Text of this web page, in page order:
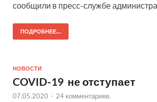
сообщили в пресс-службе
ПОДРОБНЕЕ...
НОВОСТИ
COVID-19 не отступает
07.05.2020 - 24 комментариев.